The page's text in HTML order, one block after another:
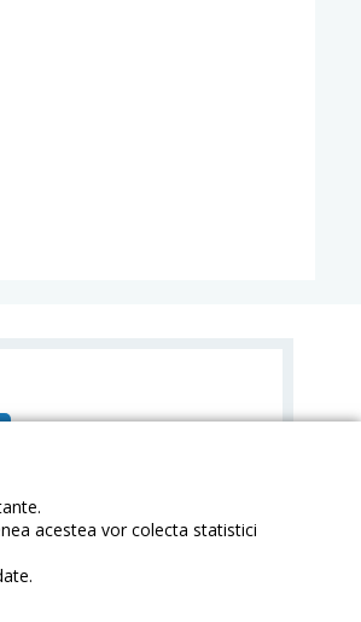
acestea vor colecta statistici